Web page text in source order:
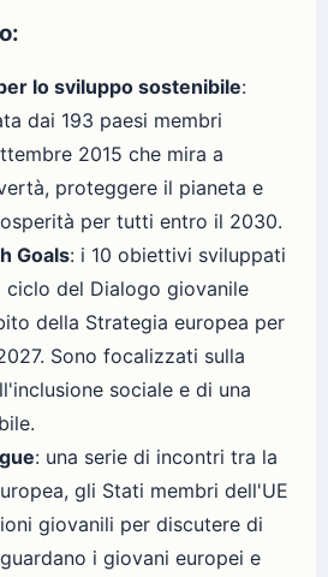
lo sviluppo sostenibile:
dai 193 paesi membri
2015 che mira a
proteggere il pianeta e
per tutti entro il 2030.
Goals: i 10 obiettivi sviluppati
ciclo del Dialogo giovanile
della Strategia europea per
Sono focalizzati sulla
sociale e di una
: una serie di incontri tra la
gli Stati membri dell'UE
giovanili per discutere di
i giovani europei e